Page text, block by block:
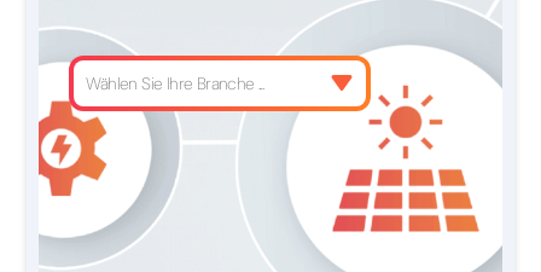
Wählen Sie Ihre Branche ...